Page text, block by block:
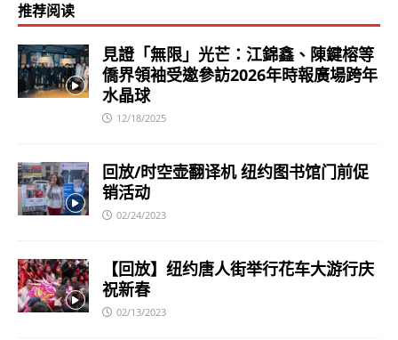
推荐阅读
見證「無限」光芒：江錦鑫、陳鍵榕等
僑界領袖受邀參訪2026年時報廣場跨年
水晶球
12/18/2025
回放/时空壶翻译机 纽约图书馆门前促
销活动
02/24/2023
【回放】纽约唐人街举行花车大游行庆
祝新春
02/13/2023